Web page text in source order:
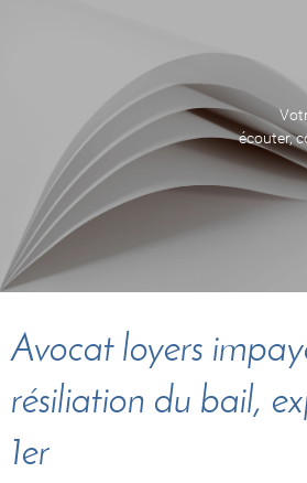
écouter,
Avocat loyers
résiliation du bail,
1er